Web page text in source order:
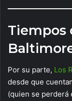
Tiempos
Por su parte, Los
desde que
(quien se perderá